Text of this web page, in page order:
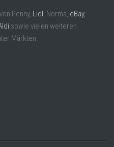
von Penny, Lidl, Norma, eBay,
sowie vielen weiteren
Märkten.